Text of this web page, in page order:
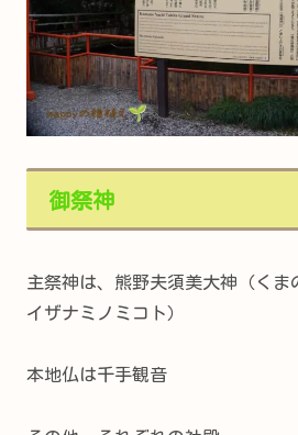
御祭神
主祭神は、熊野夫須美大神（くま
イザナミノミコト）
本地仏は千手観音